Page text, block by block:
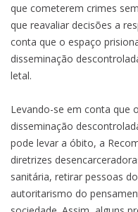
que cometerem crimes
que reavaliar decisões a
conta que o espaço
disseminação
letal.
Levando-se em conta que
disseminação
pode levar a óbito, a
diretrizes
sanitária, retirar pessoas
autoritarismo do